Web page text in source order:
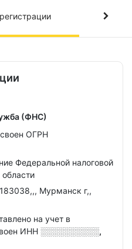
(ФНС)
ОГРН
Федеральной налоговой
Мурманск г,,
на учет в
ИНН ░░░░░░░░░░,